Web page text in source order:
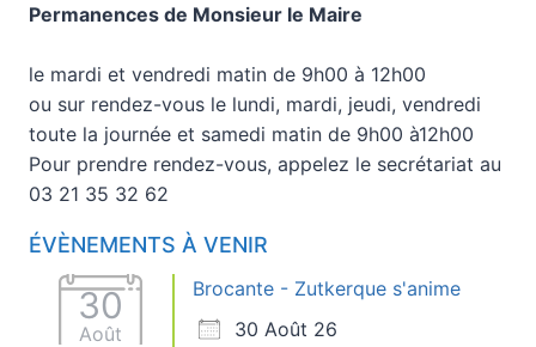
Permanences de Monsieur le Maire
le mardi et vendredi matin de 9h00 à 12h00
ou sur rendez-vous le lundi, mardi, jeudi, vendredi
toute la journée et samedi matin de 9h00 à12h00
Pour prendre rendez-vous, appelez le secrétariat au
03 21 35 32 62
ÉVÈNEMENTS À VENIR
30
Août
Brocante - Zutkerque s'anime
30 Août 26